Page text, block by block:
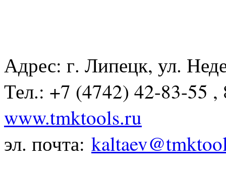
Адрес: г. Липецк, ул.
Тел.: +7 (4742) 42-83-55 ,
www.tmktools.ru
эл. почта: